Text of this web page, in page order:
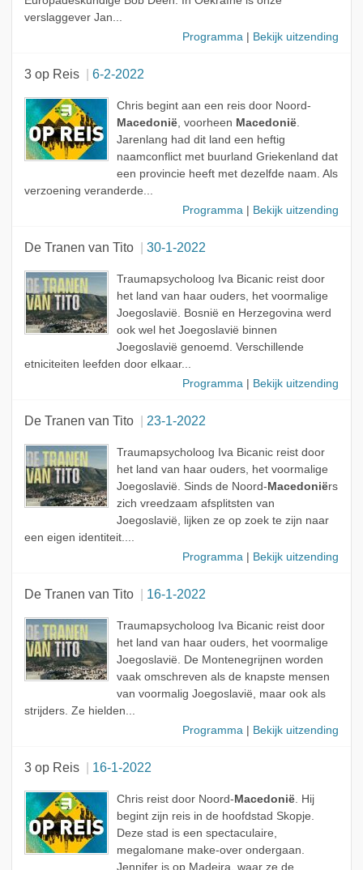
verslaggever Jan...
Programma | Bekijk uitzending
3 op Reis 6-2-2022
Chris begint aan een reis door Noord-
Macedonië, voorheen Macedonië.
Jarenlang had dit land een heftig
naamconflict met buurland Griekenland dat
een provincie heeft met dezelfde naam. Als
verzoening veranderde...
Programma | Bekijk uitzending
De Tranen van Tito 30-1-2022
Traumapsycholoog Iva Bicanic reist door
het land van haar ouders, het voormalige
Joegoslavië. Bosnië en Herzegovina werd
ook wel het Joegoslavië binnen
Joegoslavië genoemd. Verschillende
etniciteiten leefden door elkaar...
Programma | Bekijk uitzending
De Tranen van Tito 23-1-2022
Traumapsycholoog Iva Bicanic reist door
het land van haar ouders, het voormalige
Joegoslavië. Sinds de Noord-Macedoniërs
zich vreedzaam afsplitsten van
Joegoslavië, lijken ze op zoek te zijn naar
een eigen identiteit....
Programma | Bekijk uitzending
De Tranen van Tito 16-1-2022
Traumapsycholoog Iva Bicanic reist door
het land van haar ouders, het voormalige
Joegoslavië. De Montenegrijnen worden
vaak omschreven als de knapste mensen
van voormalig Joegoslavië, maar ook als
strijders. Ze hielden...
Programma | Bekijk uitzending
3 op Reis 16-1-2022
Chris reist door Noord-Macedonië. Hij
begint zijn reis in de hoofdstad Skopje.
Deze stad is een spectaculaire,
megalomane make-over ondergaan.
Jennifer is op Madeira, waar ze de